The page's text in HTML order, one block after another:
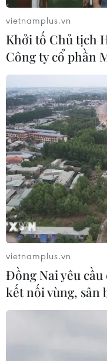
FTA thúc đẩy
Nam-Chile
16/01/2014 02:23
Với việc FTA với Việt
đổi các sản phẩm
hai nước sẽ tiếp tục
vietnamplus.vn
Khởi tố Chủ tịch
Công ty cổ phần
vietnamplus.vn
Đồng Nai yêu
kết nối vùng, sân